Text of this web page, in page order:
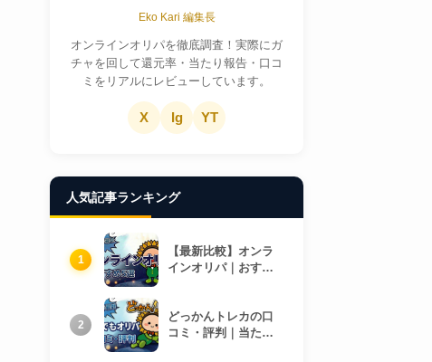
Eko Kari 編集長
オンラインオリパを徹底調査！実際にガ
チャを回して還元率・当たり報告・口コ
ミをリアルにレビューしています。
X Ig YT
人気記事ランキング
1
【最新比較】オンラ
インオリパ｜おすす
2
どっかんトレカの口
コミ・評判｜当たり